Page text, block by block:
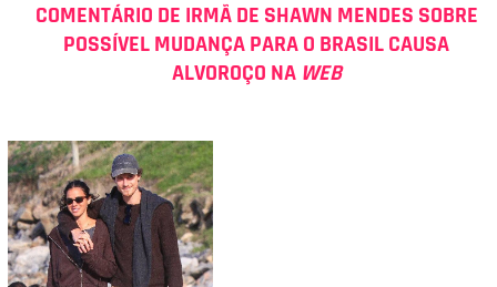
COMENTÁRIO DE IRMÃ DE SHAWN MENDES SOBRE
POSSÍVEL MUDANÇA PARA O BRASIL CAUSA
ALVOROÇO NA WEB